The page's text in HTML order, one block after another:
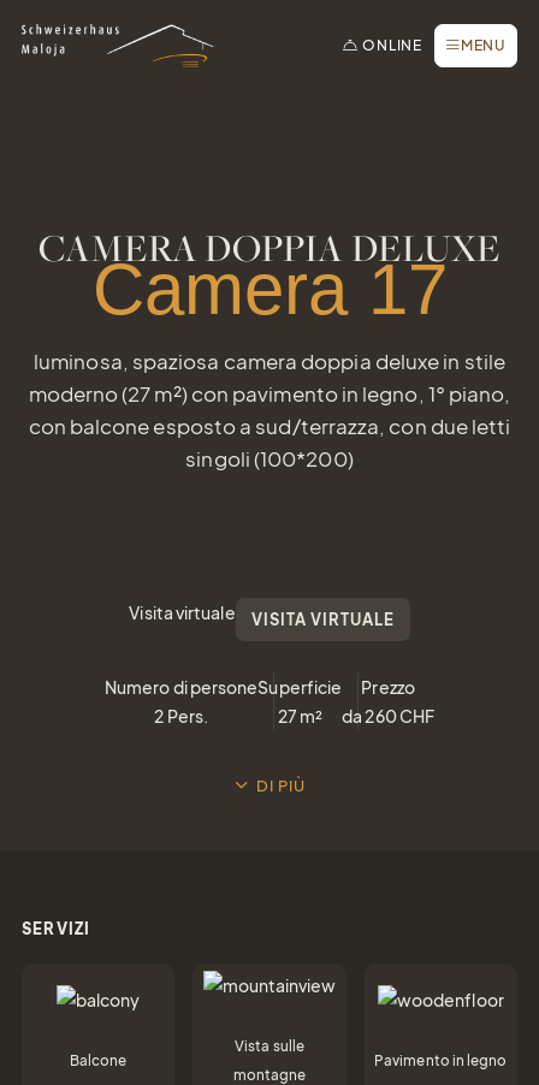
CHIUDERE
Prenotare online
Webcam
regalo
gioia
ONLINE MENU
CAMERA DOPPIA DELUXE
Camera 17
luminosa, spaziosa camera doppia deluxe in stile
moderno (27 m²) con pavimento in legno, 1° piano,
con balcone esposto a sud/terrazza, con due letti
singoli (100*200)
Visita virtuale VISITA VIRTUALE
Numero di persone
2 Pers.
Superficie
27 m²
Prezzo
da260CHF
DI PIÙ
SERVIZI
Balcone
Vista sulle
montagne
Pavimento in legno